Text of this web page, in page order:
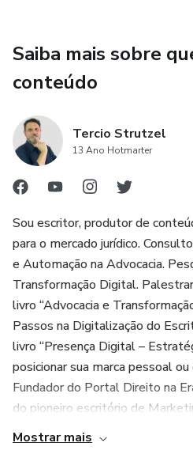
Saiba mais sobre
conteúdo
Tercio Strutzel
13 Ano Hotmarter
Sou escritor, produtor de
para o mercado jurídico.
e Automação na Advocacia.
Transformação Digital.
livro “Advocacia e
Passos na Digitalização do
livro “Presença Digital –
posicionar sua marca pessoal
Fundador do Portal Direito na
do pioneiro escritório de
Mostrar mais